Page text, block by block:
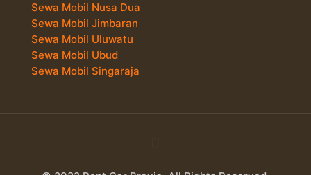
Sewa Mobil Nusa Dua
Sewa Mobil Jimbaran
Sewa Mobil Uluwatu
Sewa Mobil Ubud
Sewa Mobil Singaraja